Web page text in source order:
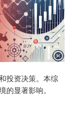
投资决策。本综
显著影响。